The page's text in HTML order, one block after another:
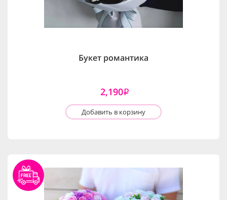
Букет романтика
2,190i
Добавить в корзину